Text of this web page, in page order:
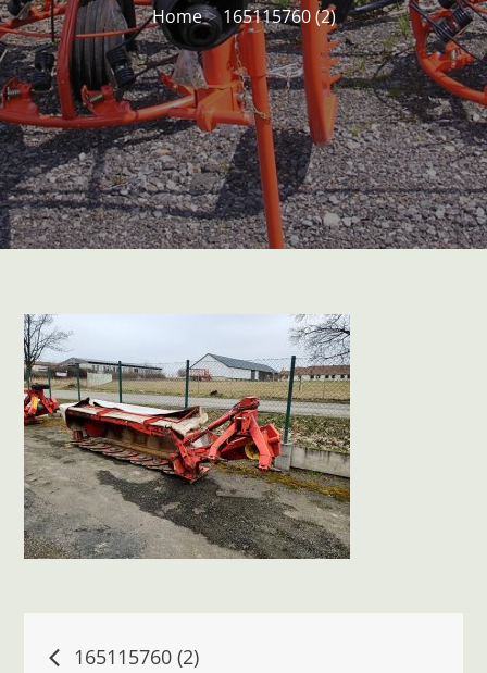
Home 165115760 (2)
Navigace
165115760 (2)